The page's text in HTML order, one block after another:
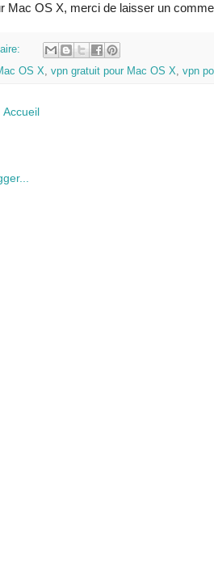
Mac OS X, merci de laisser un
OS X vpn gratuit pour Mac OS X vpn
Accueil